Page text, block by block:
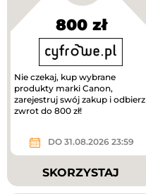
800 zł
Nie czekaj, kup wybrane
produkty marki Canon,
zarejestruj swój zakup i odbierz
zwrot do 800 zł!
DO 31.08.2026 23:59
SKORZYSTAJ